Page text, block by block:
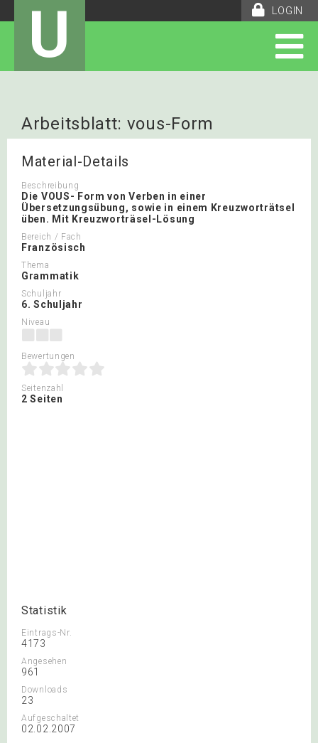
LOGIN
U
Arbeitsblatt: vous-Form
Material-Details
Beschreibung
Die VOUS- Form von Verben in einer
Übersetzungsübung, sowie in einem Kreuzworträtsel
üben. Mit Kreuzworträsel-Lösung
Bereich / Fach
Französisch
Thema
Grammatik
Schuljahr
6. Schuljahr
Niveau
Bewertungen
Seitenzahl
2 Seiten
Statistik
Eintrags-Nr.
4173
Angesehen
961
Downloads
23
Aufgeschaltet
02.02.2007